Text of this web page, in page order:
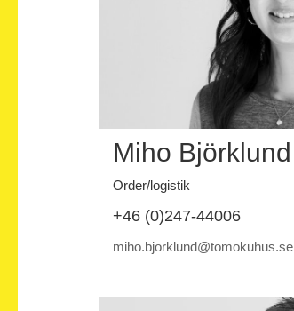
Miho Björklund
Order/logistik
+46 (0)247-44006
miho.bjorklund@tomokuhus.se